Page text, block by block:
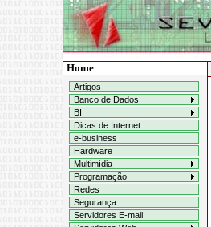
Home
Artigos
Banco de Dados
BI
Dicas de Internet
e-business
Hardware
Multimídia
Programação
Redes
Segurança
Servidores E-mail